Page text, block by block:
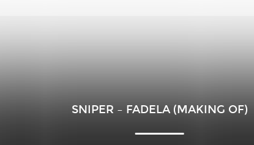
SNIPER – FADELA (MAKING OF)